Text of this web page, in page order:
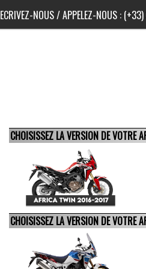
ECRIVEZ-NOUS/ APPELEZ-NOUS :
CHOISISSEZ LA VERSION DE VOTRE
CHOISISSEZ LA VERSION DE VOTRE